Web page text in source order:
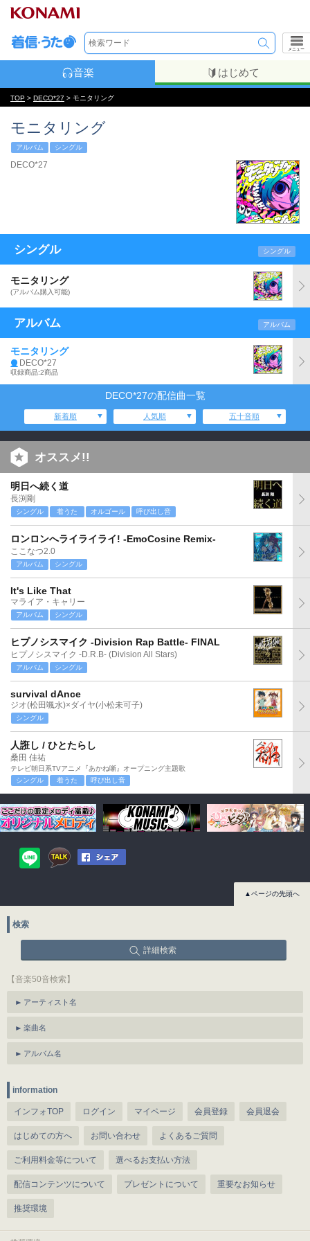
メニュー
音楽 はじめて
TOP > DECO*27 > モニタリング
モニタリング
アルバム シングル
DECO*27
シングル シングル
モニタリング
(アルバム購入可能)
アルバム アルバム
モニタリング
DECO*27
収録商品:2商品
DECO*27の配信曲一覧
新着順 人気順 五十音順
オススメ!!
明日へ続く道
長渕剛
シングル 着うた オルゴール 呼び出し音
ロンロンへライライライ! -EmoCosine Remix-
ここなつ2.0
アルバム シングル
It's Like That
マライア・キャリー
アルバム シングル
ヒプノシスマイク -Division Rap Battle- FINAL
ヒプノシスマイク -D.R.B- (Division All Stars)
アルバム シングル
survival dAnce
ジオ(松田颯水)×ダイヤ(小松未可子)
シングル
人誑し / ひとたらし
桑田 佳祐
テレビ朝日系TVアニメ『あかね噺』オープニング主題歌
シングル
着うた 呼び出し音
▲ページの先頭へ
検索
詳細検索
【音楽50音検索】
アーティスト名
楽曲名
アルバム名
information
インフォTOP ログイン マイページ 会員登録 会員退会
はじめての方へ お問い合わせ よくあるご質問
ご利用料金等について 選べるお支払い方法
配信コンテンツについて プレゼントについて 重要なお知らせ
推奨環境